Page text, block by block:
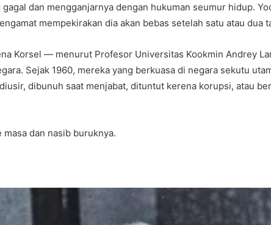
dan mengganjarnya dengan hukuman seumur hidup.
mempekirakan dia akan bebas setelah satu atau dua
Korsel — menurut Profesor Universitas Kookmin Andrey
Sejak 1960, mereka yang berkuasa di negara sekutu
dibunuh saat menjabat, dituntut kerena korupsi, atau
dan nasib buruknya.